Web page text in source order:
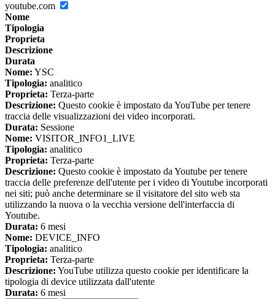
youtube.com
Nome
Tipologia
Proprieta
Descrizione
Durata
Nome: YSC
Tipologia: analitico
Proprieta: Terza-parte
Descrizione: Questo cookie è impostato da YouTube per tenere
traccia delle visualizzazioni dei video incorporati.
Durata: Sessione
Nome: VISITOR_INFO1_LIVE
Tipologia: analitico
Proprieta: Terza-parte
Descrizione: Questo cookie è impostato da Youtube per tenere
traccia delle preferenze dell'utente per i video di Youtube incorporati
nei siti; può anche determinare se il visitatore del sito web sta
utilizzando la nuova o la vecchia versione dell'interfaccia di
Youtube.
Durata: 6 mesi
Nome: DEVICE_INFO
Tipologia: analitico
Proprieta: Terza-parte
Descrizione: YouTube utilizza questo cookie per identificare la
tipologia di device utilizzata dall'utente
Durata: 6 mesi